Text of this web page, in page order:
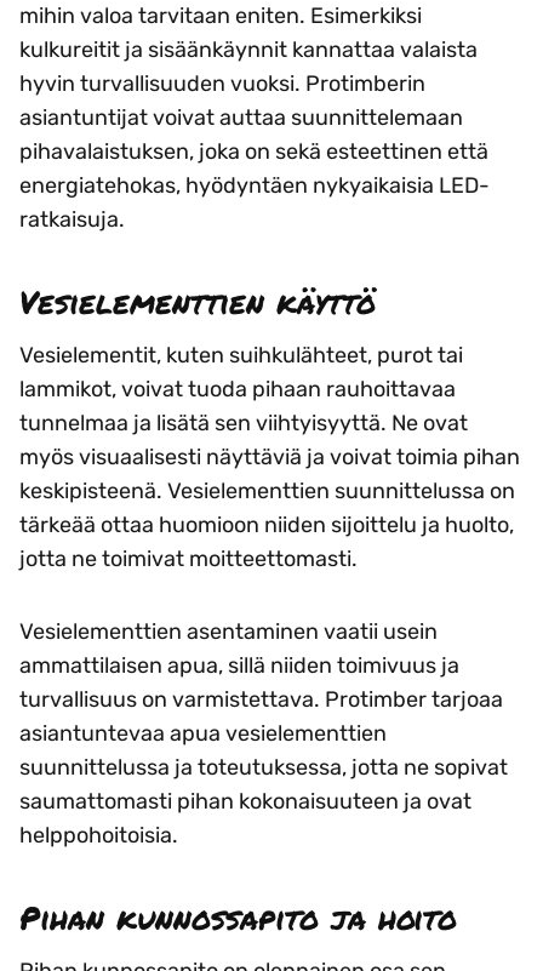
mihin valoa tarvitaan eniten. Esimerkiksi
kulkureitit ja sisäänkäynnit kannattaa valaista
hyvin turvallisuuden vuoksi. Protimberin
asiantuntijat voivat auttaa suunnittelemaan
pihavalaistuksen, joka on sekä esteettinen että
energiatehokas, hyödyntäen nykyaikaisia LED-
ratkaisuja.
Vesielementtien käyttö
Vesielementit, kuten suihkulähteet, purot tai
lammikot, voivat tuoda pihaan rauhoittavaa
tunnelmaa ja lisätä sen viihtyisyyttä. Ne ovat
myös visuaalisesti näyttäviä ja voivat toimia pihan
keskipisteenä. Vesielementtien suunnittelussa on
tärkeää ottaa huomioon niiden sijoittelu ja huolto,
jotta ne toimivat moitteettomasti.
Vesielementtien asentaminen vaatii usein
ammattilaisen apua, sillä niiden toimivuus ja
turvallisuus on varmistettava. Protimber tarjoaa
asiantuntevaa apua vesielementtien
suunnittelussa ja toteutuksessa, jotta ne sopivat
saumattomasti pihan kokonaisuuteen ja ovat
helppohoitoisia.
Pihan kunnossapito ja hoito